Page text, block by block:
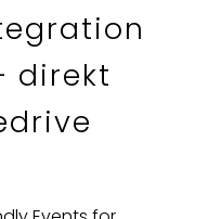
direkt